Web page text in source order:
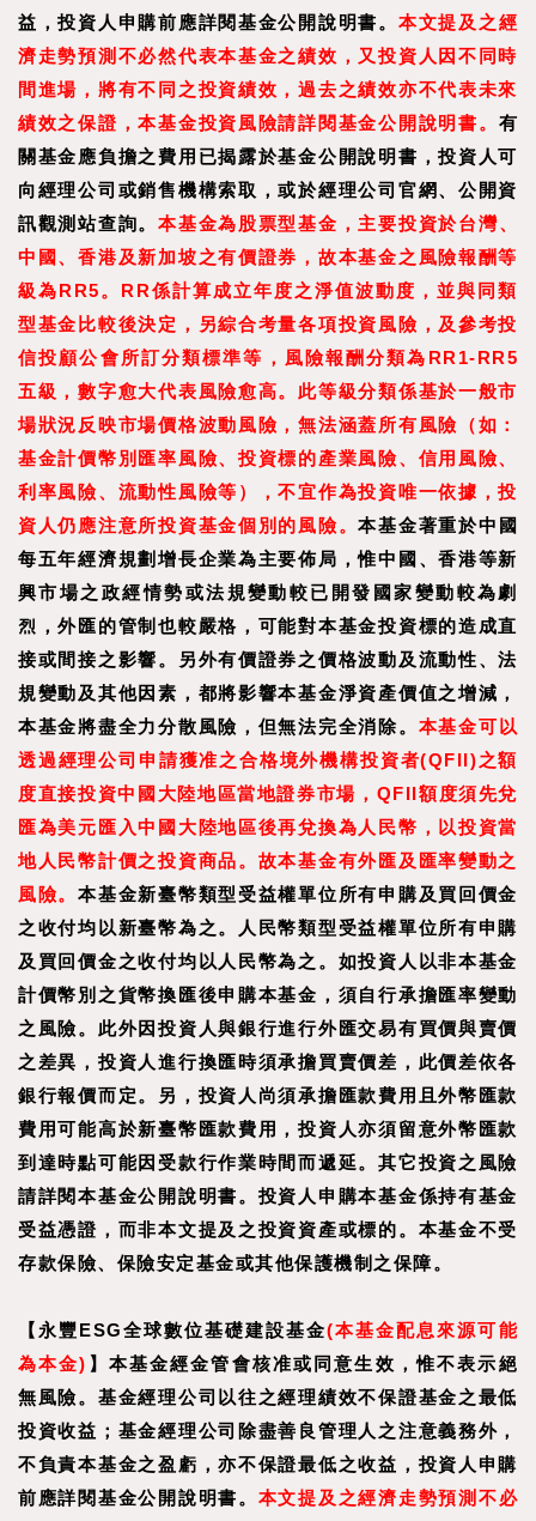
益，投資人申購前應詳閱基金公開說明書。 本文提及之經
濟走勢預測不必然代表本基金之績效，又投資人因不同時
間進場，將有不同之投資績效，過去之績效亦不代表未來
績效之保證，本基金投資風險請詳閱基金公開說明書。 有
關基金應負擔之費用已揭露於基金公開說明書，投資人可
向經理公司或銷售機構索取，或於經理公司官網、公開資
訊觀測站查詢。本基金為股票型基金，主要投資於台灣、
中國、香港及新加坡之有價證券，故本基金之風險報酬等
級為RR5。RR係計算成立年度之淨值波動度，並與同類
型基金比較後決定，另綜合考量各項投資風險，及參考投
信投顧公會所訂分類標準等，風險報酬分類為RR1-RR5
五級，數字愈大代表風險愈高。此等級分類係基於一般市
場狀況反映市場價格波動風險，無法涵蓋所有風險（如：
基金計價幣別匯率風險、投資標的產業風險、信用風險、
利率風險、流動性風險等），不宜作為投資唯一依據，投
資人仍應注意所投資基金個別的風險。本基金著重於中國
每五年經濟規劃增長企業為主要佈局，惟中國、香港等新
興市場之政經情勢或法規變動較已開發國家變動較為劇
烈，外匯的管制也較嚴格，可能對本基金投資標的造成直
接或間接之影響。另外有價證券之價格波動及流動性、法
規變動及其他因素，都將影響本基金淨資產價值之增減，
本基金將盡全力分散風險，但無法完全消除。 本基金可以
透過經理公司申請獲准之合格境外機構投資者(QFII)之額
度直接投資中國大陸地區當地證券市場，QFII額度須先兌
匯為美元匯入中國大陸地區後再兌換為人民幣，以投資當
地人民幣計價之投資商品。故本基金有外匯及匯率變動之
風險。本基金新臺幣類型受益權單位所有申購及買回價金
之收付均以新臺幣為之。人民幣類型受益權單位所有申購
及買回價金之收付均以人民幣為之。如投資人以非本基金
計價幣別之貨幣換匯後申購本基金，須自行承擔匯率變動
之風險。此外因投資人與銀行進行外匯交易有買價與賣價
之差異，投資人進行換匯時須承擔買賣價差，此價差依各
銀行報價而定。另，投資人尚須承擔匯款費用且外幣匯款
費用可能高於新臺幣匯款費用，投資人亦須留意外幣匯款
到達時點可能因受款行作業時間而遞延。其它投資之風險
請詳閱本基金公開說明書。投資人申購本基金係持有基金
受益憑證，而非本文提及之投資資產或標的。本基金不受
存款保險、保險安定基金或其他保護機制之保障。
【永豐ESG全球數位基礎建設基金(本基金配息來源可能
為本金) 】 本基金經金管會核准或同意生效，惟不表示絕
無風險。基金經理公司以往之經理績效不保證基金之最低
投資收益；基金經理公司除盡善良管理人之注意義務外，
不負責本基金之盈虧，亦不保證最低之收益，投資人申購
前應詳閱基金公開說明書。 本文提及之經濟走勢預測不必